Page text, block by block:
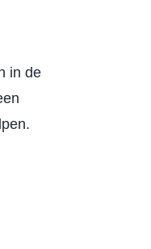
in de